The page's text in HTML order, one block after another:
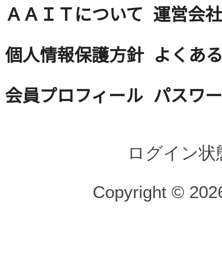
ＡＡＩＴについて 運営会社
個人情報保護方針 よくあ
会員プロフィール パスワ
ログイン
Copyright ©